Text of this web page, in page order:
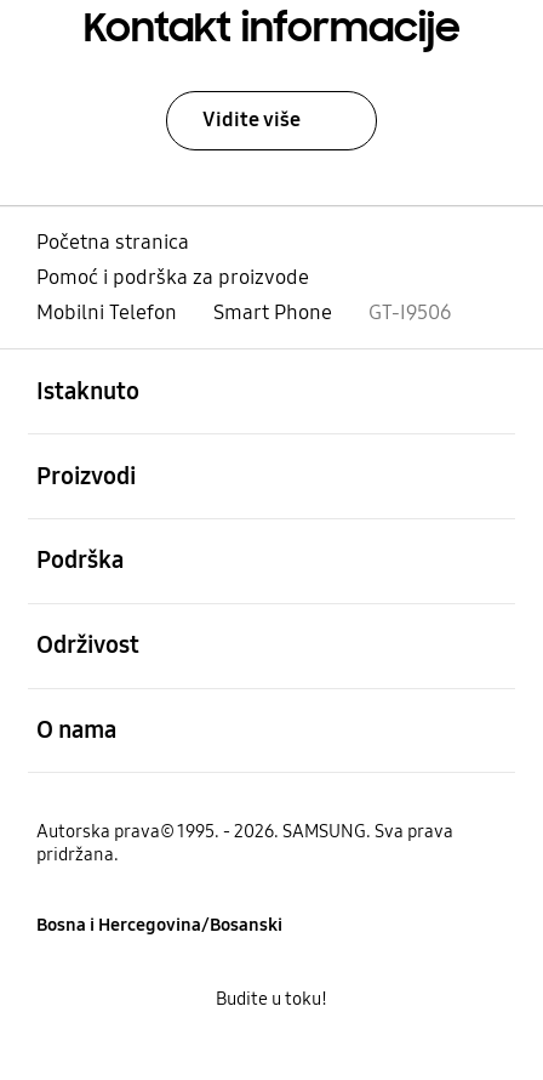
Kontakt informacije
Vidite više
Početna stranica
Pomoć i podrška za proizvode
Mobilni Telefon
Smart Phone GT-I9506
Istaknuto
Proizvodi
Podrška
Održivost
O nama
Autorska prava© 1995. - 2026. SAMSUNG. Sva prava
pridržana.
Bosna i Hercegovina/Bosanski
Budite u toku!